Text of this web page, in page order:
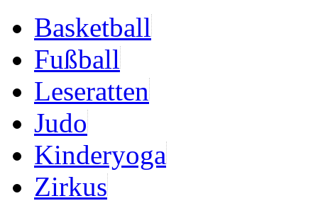
Basketball
Fußball
Leseratten
Judo
Kinderyoga
Zirkus